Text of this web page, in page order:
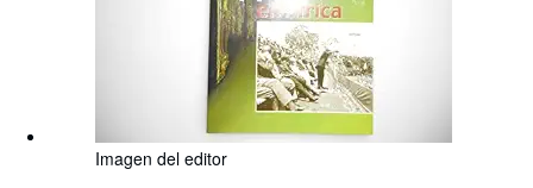
Imagen del editor